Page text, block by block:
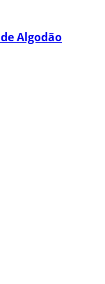
Algodão